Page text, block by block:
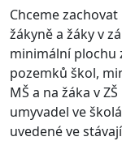
Chceme
žákyně a žáky v
minimální plochu
pozemků škol,
MŠ a na žáka v
umyvadel ve
uvedené ve